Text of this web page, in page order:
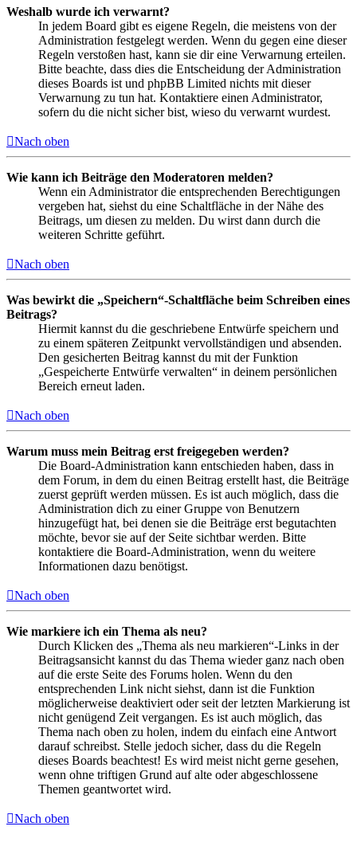
Weshalb wurde ich verwarnt?
In jedem Board gibt es eigene Regeln, die meistens von der
Administration festgelegt werden. Wenn du gegen eine dieser
Regeln verstoßen hast, kann sie dir eine Verwarnung erteilen.
Bitte beachte, dass dies die Entscheidung der Administration
dieses Boards ist und phpBB Limited nichts mit dieser
Verwarnung zu tun hat. Kontaktiere einen Administrator,
sofern du die nicht sicher bist, wieso du verwarnt wurdest.
Nach oben
Wie kann ich Beiträge den Moderatoren melden?
Wenn ein Administrator die entsprechenden Berechtigungen
vergeben hat, siehst du eine Schaltfläche in der Nähe des
Beitrags, um diesen zu melden. Du wirst dann durch die
weiteren Schritte geführt.
Nach oben
Was bewirkt die „Speichern“-Schaltfläche beim Schreiben eines
Beitrags?
Hiermit kannst du die geschriebene Entwürfe speichern und
zu einem späteren Zeitpunkt vervollständigen und absenden.
Den gesicherten Beitrag kannst du mit der Funktion
„Gespeicherte Entwürfe verwalten“ in deinem persönlichen
Bereich erneut laden.
Nach oben
Warum muss mein Beitrag erst freigegeben werden?
Die Board-Administration kann entschieden haben, dass in
dem Forum, in dem du einen Beitrag erstellt hast, die Beiträge
zuerst geprüft werden müssen. Es ist auch möglich, dass die
Administration dich zu einer Gruppe von Benutzern
hinzugefügt hat, bei denen sie die Beiträge erst begutachten
möchte, bevor sie auf der Seite sichtbar werden. Bitte
kontaktiere die Board-Administration, wenn du weitere
Informationen dazu benötigst.
Nach oben
Wie markiere ich ein Thema als neu?
Durch Klicken des „Thema als neu markieren“-Links in der
Beitragsansicht kannst du das Thema wieder ganz nach oben
auf die erste Seite des Forums holen. Wenn du den
entsprechenden Link nicht siehst, dann ist die Funktion
möglicherweise deaktiviert oder seit der letzten Markierung ist
nicht genügend Zeit vergangen. Es ist auch möglich, das
Thema nach oben zu holen, indem du einfach eine Antwort
darauf schreibst. Stelle jedoch sicher, dass du die Regeln
dieses Boards beachtest! Es wird meist nicht gerne gesehen,
wenn ohne triftigen Grund auf alte oder abgeschlossene
Themen geantwortet wird.
Nach oben